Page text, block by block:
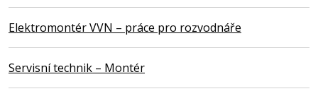
Elektromontér VVN – práce pro rozvodnáře
Servisní technik – Montér